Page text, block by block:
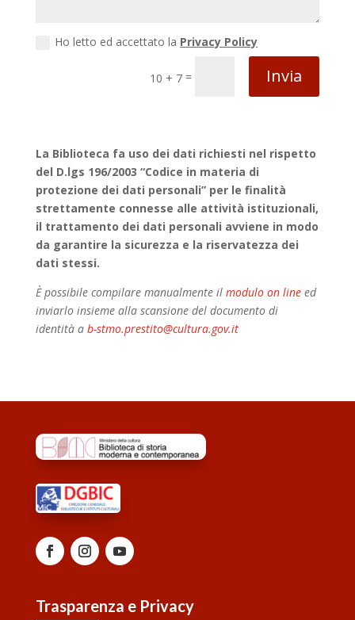
Ho letto ed accettato la Privacy Policy
10 + 7 = Invia
La Biblioteca fa uso dei dati richiesti nel rispetto
del D.lgs 196/2003 “Codice in materia di
protezione dei dati personali” per le finalità
strettamente connesse alle attività istituzionali,
il trattamento dei dati personali avviene in modo
da garantire la sicurezza e la riservatezza dei
dati stessi.
È possibile compilare manualmente il modulo on lineed
inviarlo insieme alla scansione del documento di
identità a b-stmo.prestito@cultura.gov.it
Trasparenza e Privacy